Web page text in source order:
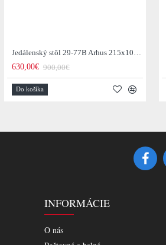
Jedálenský stôl 29-77B Arhus 215x105cm Drevo Hnedá Acacia
630,00€ 900,00€
Do košíka
INFORMÁCIE
O nás